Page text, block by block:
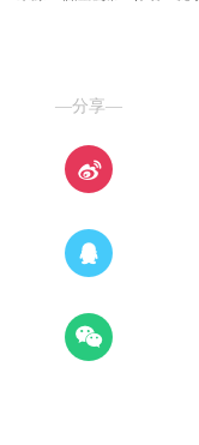
—分享—